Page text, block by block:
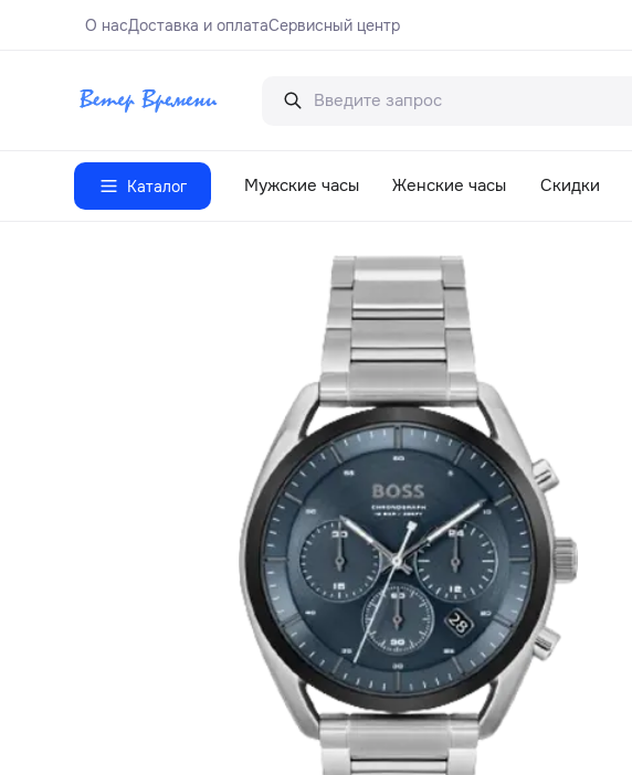
О насДоставка и оплатаСервисный центр
Каталог Мужские часы Женские часы Скидки